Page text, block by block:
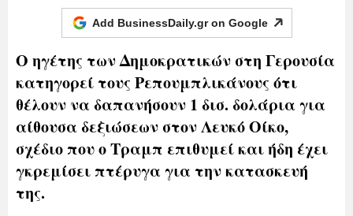
Add BusinessDaily.gr on Google
Ο ηγέτης των Δημοκρατικών στη Γερουσία
κατηγορεί τους Ρεπουμπλικάνους ότι
θέλουν να δαπανήσουν 1 δισ. δολάρια για
αίθουσα δεξιώσεων στον Λευκό Οίκο,
σχέδιο που ο Τραμπ επιθυμεί και ήδη έχει
γκρεμίσει πτέρυγα για την κατασκευή
της.